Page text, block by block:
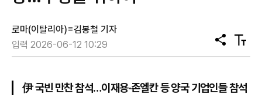
로마(이탈리아)=김봉철 기자
입력 2026-06-12 10:29
공
유
텍
스
기
伊 국빈 만찬 참석…이재용·존엘칸 등 양국 기업인들 참석